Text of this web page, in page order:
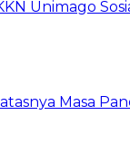
Unimago
Masa